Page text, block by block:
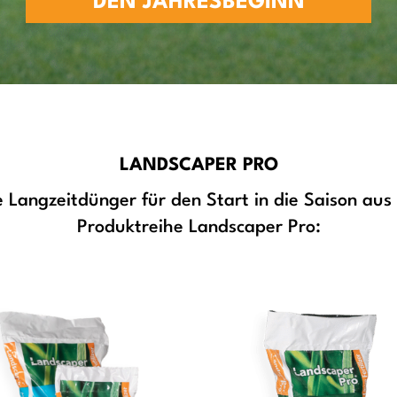
LANDSCAPER PRO
Langzeitdünger für den Start in die Saison aus
Produktreihe Landscaper Pro: